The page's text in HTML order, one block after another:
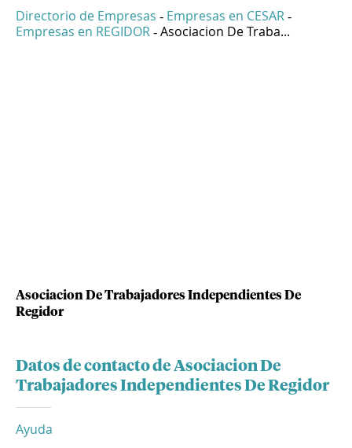
Directorio de Empresas - Empresas en CESAR -
Empresas en REGIDOR - Asociacion De Traba...
Asociacion De Trabajadores Independientes De
Regidor
Datos de contacto de Asociacion De
Trabajadores Independientes De Regidor
Ayuda